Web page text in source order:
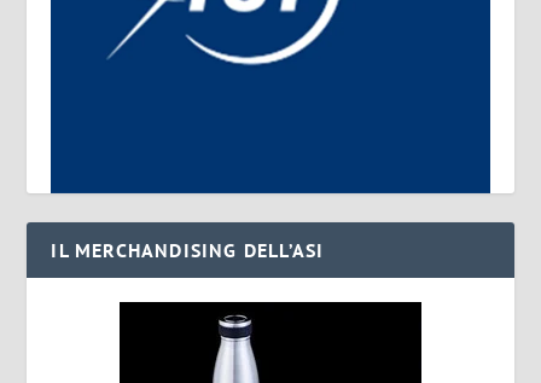
IL MERCHANDISING DELL’ASI